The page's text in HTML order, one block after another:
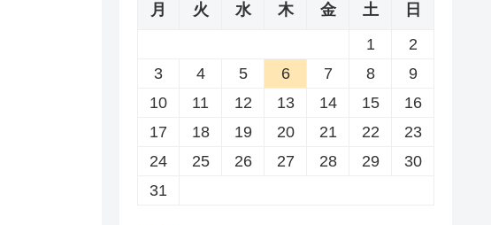
月
火 水 木 金 土
日
1
2
3
4 5 6 7 8
9
10
11 12 13 14 15
16
17
18 19 20 21 22
23
24
25 26 27 28 29
30
31